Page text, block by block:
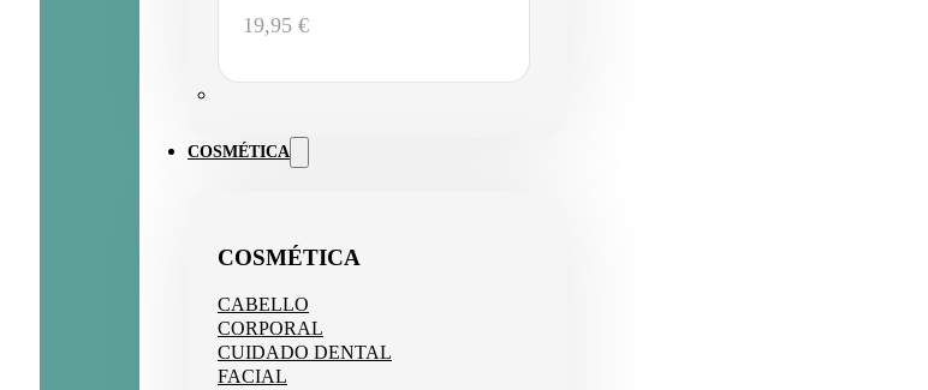
19,95 €
COSMÉTICA
COSMÉTICA
CABELLO
CORPORAL
CUIDADO DENTAL
FACIAL